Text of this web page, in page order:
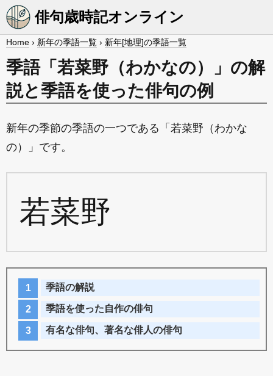
俳句歳時記オンライン
Home › 新年の季語一覧 › 新年[地理]の季語一覧
季語「若菜野（わかなの）」の解
説と季語を使った俳句の例
新年の季節の季語の一つである「若菜野（わかな
の）」です。
若菜野
季語の解説
季語を使った自作の俳句
有名な俳句、著名な俳人の俳句